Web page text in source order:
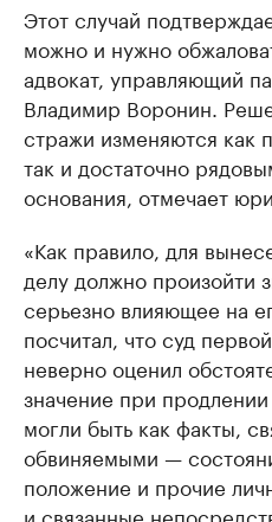
Этот случай
можно и нужно
адвокат, управляющий
Владимир Воронин.
стражи изменяются как
так и достаточно
основания, отмечает
«Как правило, для
делу должно произойти
серьезно влияющее на
посчитал, что суд
неверно оценил
значение при
могли быть как факты,
обвиняемыми —
положение и прочие
и связанные